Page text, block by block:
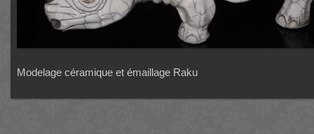
Modelage céramique et émaillage Raku